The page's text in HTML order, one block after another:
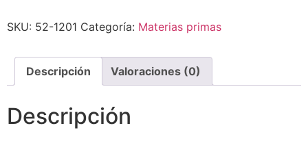
SKU: 52-1201 Categoría: Materias primas
Descripción Valoraciones (0)
Descripción